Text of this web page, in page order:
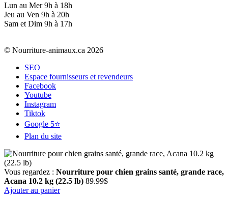
Lun au Mer 9h à 18h
Jeu au Ven 9h à 20h
Sam et Dim 9h à 17h
© Nourriture-animaux.ca 2026
SEO
Espace fournisseurs et revendeurs
Facebook
Youtube
Instagram
Tiktok
Google 5⭐
Plan du site
Vous regardez : Nourriture pour chien grains santé, grande race,
Acana 10.2 kg (22.5 lb) 89.99$
Ajouter au panier